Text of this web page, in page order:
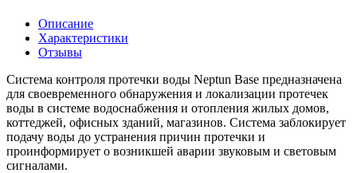
Описание
Характеристики
Отзывы
Система контроля протечки воды Neptun Base предназначена
для своевременного обнаружения и локализации протечек
воды в системе водоснабжения и отопления жилых домов,
коттеджей, офисных зданий, магазинов. Система заблокирует
подачу воды до устранения причин протечки и
проинформирует о возникшей аварии звуковым и световым
сигналами.